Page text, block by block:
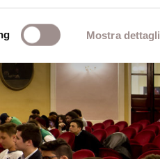
Mostra dettagli